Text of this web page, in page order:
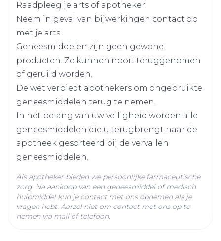
Hoeveelheid
Verpakking
200
Actieve
Ingrediënten
solifenacine succinaat
Behoud
Kamertemperatuur (15°C -
25°C)
Raadpleeg je arts of apotheker.
Neem in geval van bijwerkingen contact op
met je arts.
Geneesmiddelen zijn geen gewone
producten. Ze kunnen nooit teruggenomen
of geruild worden.
De wet verbiedt apothekers om ongebruikte
geneesmiddelen terug te nemen.
In het belang van uw veiligheid worden alle
geneesmiddelen die u terugbrengt naar de
apotheek gesorteerd bij de vervallen
geneesmiddelen.
Als apotheker bieden we persoonlijke farmaceutische
zorg. Na aankoop van een geneesmiddel of medisch
hulpmiddel kun je contact met ons opnemen als je
vragen hebt. Aarzel niet om contact met ons op te
nemen via mail of telefoon.